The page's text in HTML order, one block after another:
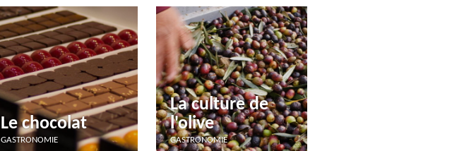
Le chocolat
GASTRONOMIE
La culture de
l'olive
GASTRONOMIE